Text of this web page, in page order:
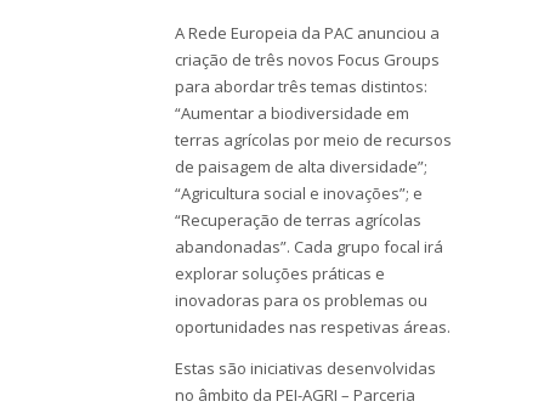
A Rede Europeia da PAC anunciou a
criação de três novos Focus Groups
para abordar três temas distintos:
“Aumentar a biodiversidade em
terras agrícolas por meio de recursos
de paisagem de alta diversidade”;
“Agricultura social e inovações”; e
“Recuperação de terras agrícolas
abandonadas”. Cada grupo focal irá
explorar soluções práticas e
inovadoras para os problemas ou
oportunidades nas respetivas áreas.
Estas são iniciativas desenvolvidas
no âmbito da PEI-AGRI – Parceria